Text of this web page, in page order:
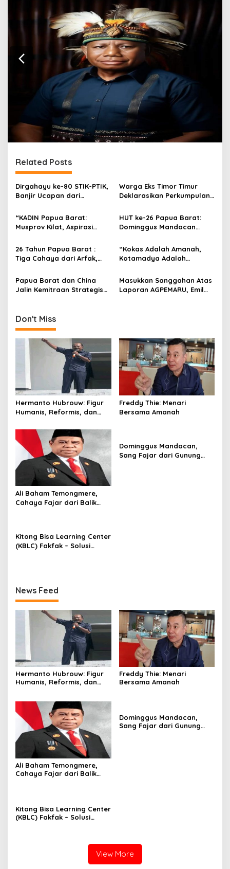
Related Posts
Dirgahayu ke-80 STIK-PTIK,
Banjir Ucapan dari
Kapolda.
Warga Eks Timor Timur
Deklarasikan Perkumpulan,
Harapan kepada
Pemerintah
“KADIN Papua Barat:
Musprov Kilat, Aspirasi
Ditolak, Pengusaha OAP
Tuntut Musprov Ulang”!
HUT ke-26 Papua Barat:
Dominggus Mandacan
Semangat Membangun
dengan Hati dan Kasih
26 Tahun Papua Barat :
Tiga Cahaya dari Arfak,
Matta Menyalakan
Harapan Tanah Papua
“Kokas Adalah Amanah,
Kotamadya Adalah
Gugat Janji Pusat”
Papua Barat dan China
Jalin Kemitraan Strategis
Masukkan Sanggahan Atas
Laporan AGPEMARU, Emil
Don't Miss
Hermanto Hubrouw: Figur
Humanis, Reformis, dan
Fakfak
Freddy Thie: Menari
Bersama Amanah
Ali Baham Temongmere,
Cahaya Fajar dari Balik
Dominggus Mandacan,
Sang Fajar dari Gunung
Kitong Bisa Learning Center
(KBLC) Fakfak – Solusi
News Feed
Hermanto Hubrouw: Figur
Humanis, Reformis, dan
Freddy Thie: Menari
Bersama Amanah
Ali Baham Temongmere,
Cahaya Fajar dari Balik
Dominggus Mandacan,
Sang Fajar dari Gunung
Kitong Bisa Learning Center
(KBLC) Fakfak – Solusi
View More